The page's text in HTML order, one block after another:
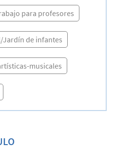
para profesores
de infantes
musicales